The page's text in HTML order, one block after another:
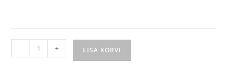
Trummel
MINOLTA
- + LISA KORVI